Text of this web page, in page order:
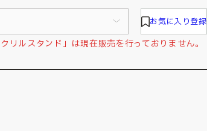
お気に入り登録
リルスタンド」は現在販売を行っておりません。